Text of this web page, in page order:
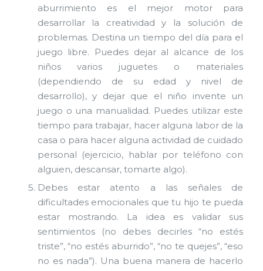
aburrimiento es el mejor motor para
desarrollar la creatividad y la solución de
problemas. Destina un tiempo del día para el
juego libre. Puedes dejar al alcance de los
niños varios juguetes o materiales
(dependiendo de su edad y nivel de
desarrollo), y dejar que el niño invente un
juego o una manualidad. Puedes utilizar este
tiempo para trabajar, hacer alguna labor de la
casa o para hacer alguna actividad de cuidado
personal (ejercicio, hablar por teléfono con
alguien, descansar, tomarte algo).
Debes estar atento a las señales de
dificultades emocionales que tu hijo te pueda
estar mostrando. La idea es validar sus
sentimientos (no debes decirles “no estés
triste”, “no estés aburrido”, “no te quejes”, “eso
no es nada”). Una buena manera de hacerlo